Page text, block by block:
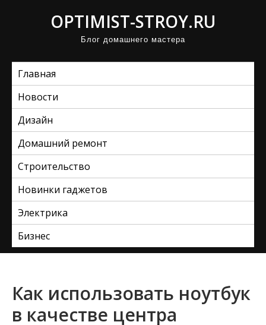
OPTIMIST-STROY.RU
Блог домашнего мастера
Главная
Новости
Дизайн
Домашний ремонт
Строительство
Новинки гаджетов
Электрика
Бизнес
Как использовать ноутбук
в качестве центра